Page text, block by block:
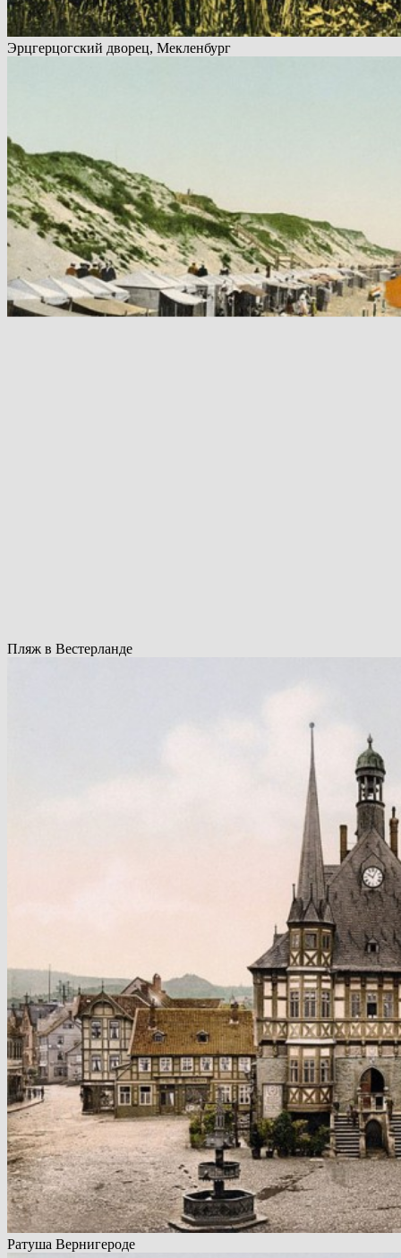
Эрцгерцогский дворец, Мекленбург
Пляж в Вестерланде
Ратуша Вернигероде